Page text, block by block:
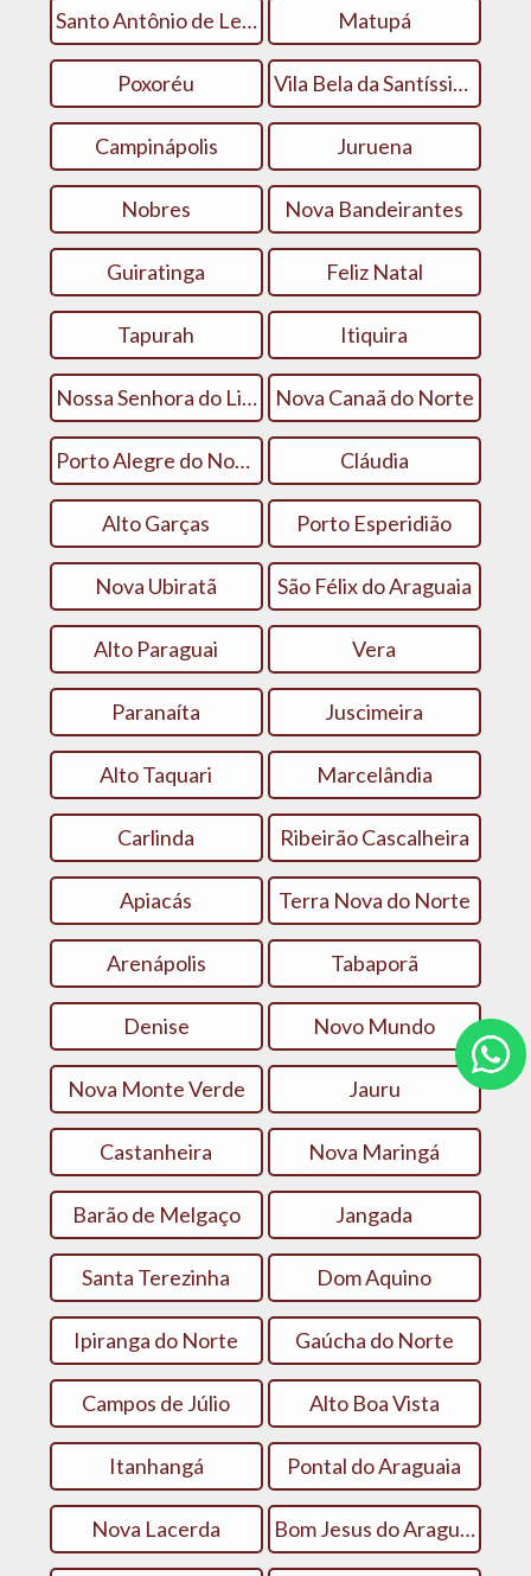
Santo Antônio de Leverger Matupá
Poxoréu Vila Bela da Santíssima Trindade
Campinápolis Juruena
Nobres Nova Bandeirantes
Guiratinga Feliz Natal
Tapurah Itiquira
Nossa Senhora do Livramento Nova Canaã do Norte
Porto Alegre do Norte Cláudia
Alto Garças Porto Esperidião
Nova Ubiratã São Félix do Araguaia
Alto Paraguai Vera
Paranaíta Juscimeira
Alto Taquari Marcelândia
Carlinda Ribeirão Cascalheira
Apiacás Terra Nova do Norte
Arenápolis Tabaporã
Denise Novo Mundo
Nova Monte Verde Jauru
Castanheira Nova Maringá
Barão de Melgaço Jangada
Santa Terezinha Dom Aquino
Ipiranga do Norte Gaúcha do Norte
Campos de Júlio Alto Boa Vista
Itanhangá Pontal do Araguaia
Nova Lacerda Bom Jesus do Araguaia